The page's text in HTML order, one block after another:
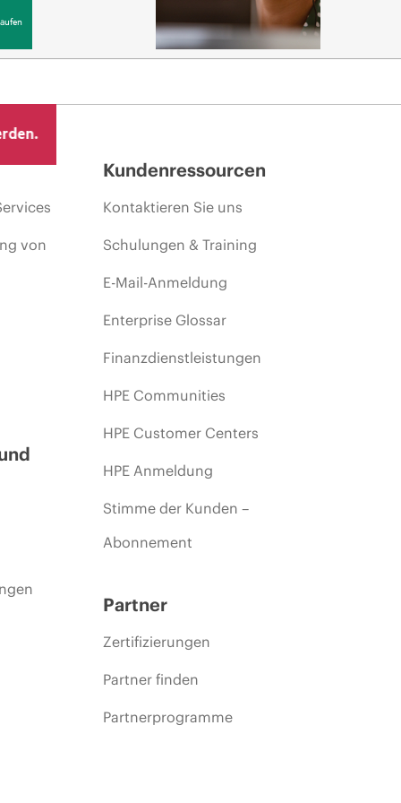
von
Kundenressourcen
Kontaktieren Sie uns
Schulungen & Training
E-Mail-Anmeldung
Enterprise Glossar
Finanzdienstleistungen
HPE Communities
HPE Customer Centers
HPE Anmeldung
Stimme der Kunden –
Abonnement
Partner
Zertifizierungen
Partner finden
Partnerprogramme